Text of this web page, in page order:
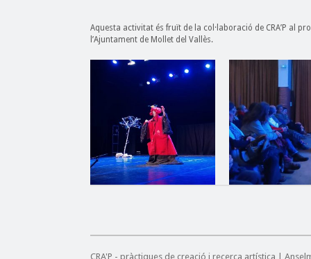
Aquesta activitat és fruït de la col·laboració de CRA’P al
l’Ajuntament de Mollet del Vallès.
CRA'P - pràctiques de creació i recerca artística |